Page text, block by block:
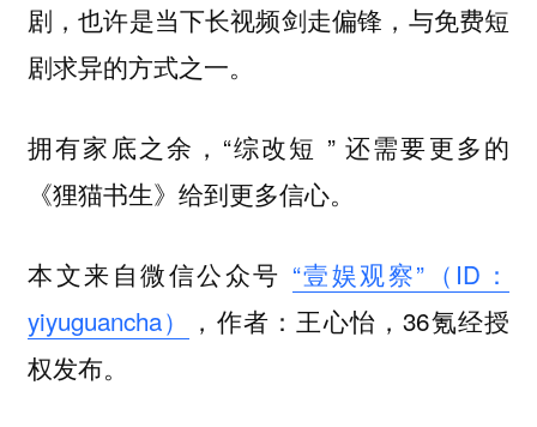
剧，也许是当下长视频剑走偏锋，与免费短
剧求异的方式之一。
拥有家底之余，“综改短 ” 还需要更多的
《狸猫书生》给到更多信心。
本文来自微信公众号 “壹娱观察”（ID：
yiyuguancha）
，作者：王心怡，36氪经授
权发布。